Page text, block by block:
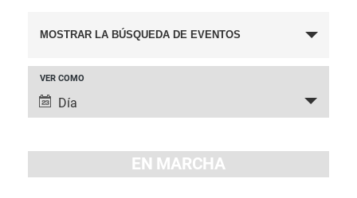
BÚSQUEDA
NAVEGACIÓ
DE
VISTAS
DE
EVENTOS
MOSTRAR LA BÚSQUEDA DE EVENTOS
NAVEGACIÓN
DE
DE
EVENTO
VER COMO
Día
EN MARCHA